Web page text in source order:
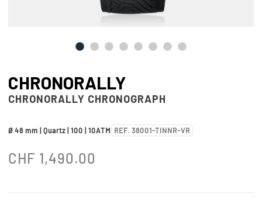
CHRONORALLY
CHRONORALLY CHRONOGRAPH
Ø 48 mm | Quartz | 100 | 10ATM REF. 38001-TINNR-VR
CHF 1,490.00